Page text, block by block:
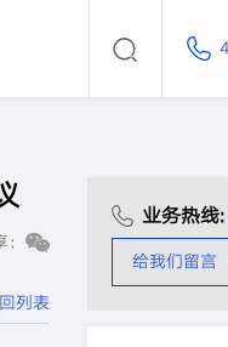
列表
业务热线:
给我们留言